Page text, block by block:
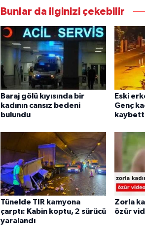
Bunlar da ilginizi çekebilir
Baraj gölü kıyısında bir
kadının cansız bedeni
bulundu
Eski
Genç
Tünelde TIR kamyona
çarptı: Kabin koptu, 2 sürücü
yaralandı
Zorla
özür